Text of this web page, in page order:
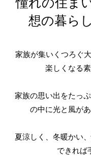
想の暮ら
家族が集いくつろぐ
楽しくなる
家族の思い出をたっ
の中に光と風が
夏涼しく、冬暖かい
できれば